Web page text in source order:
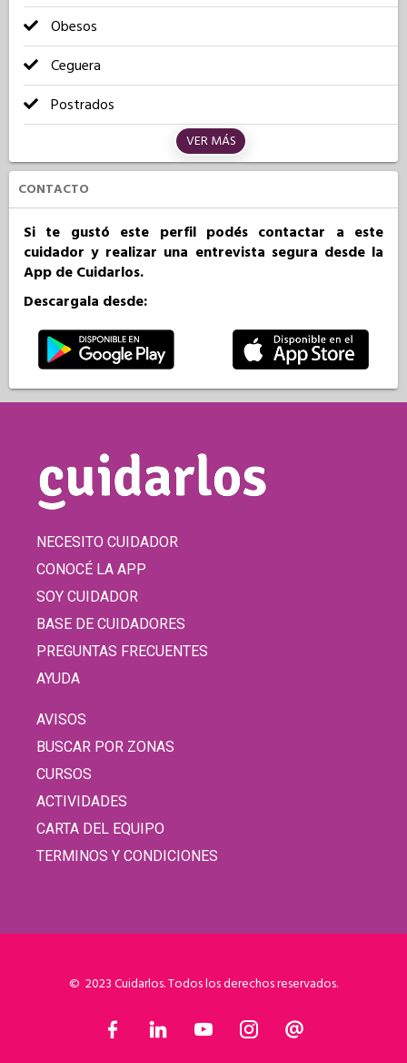
Obesos
Ceguera
Postrados
VER MÁS
CONTACTO
Si te gustó este perfil podés contactar a este
cuidador y realizar una entrevista segura desde la
App de Cuidarlos.
Descargala desde:
NECESITO CUIDADOR
CONOCÉ LA APP
SOY CUIDADOR
BASE DE CUIDADORES
PREGUNTAS FRECUENTES
AYUDA
AVISOS
BUSCAR POR ZONAS
CURSOS
ACTIVIDADES
CARTA DEL EQUIPO
TERMINOS Y CONDICIONES
© 2023 Cuidarlos. Todos los derechos reservados.